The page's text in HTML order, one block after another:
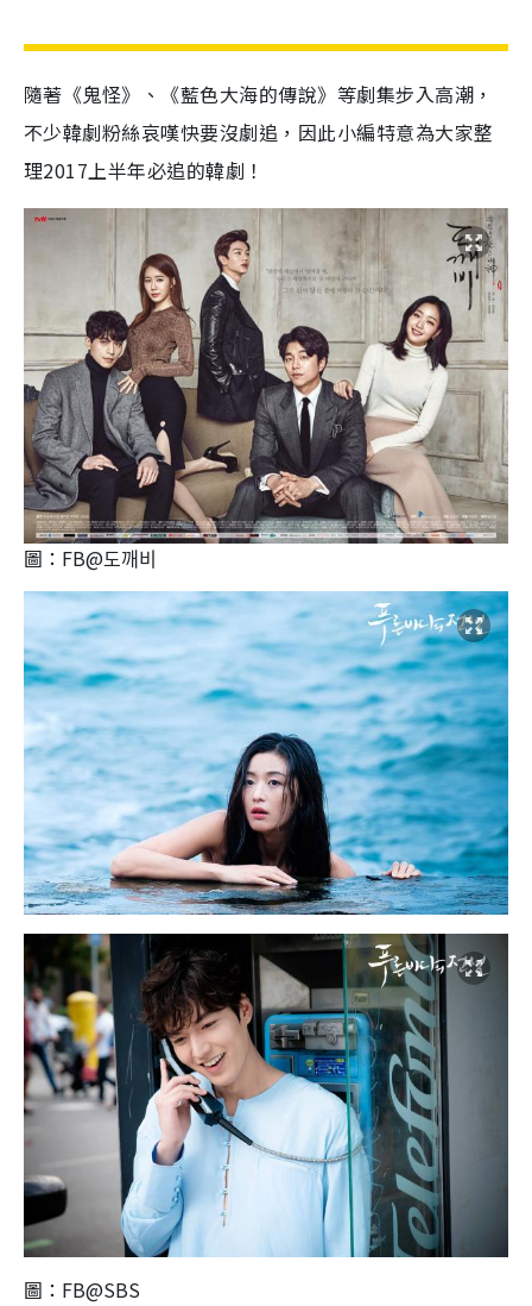
隨著《鬼怪》、《藍色大海的傳說》等劇集步入高潮，
不少韓劇粉絲哀嘆快要沒劇追，因此小編特意為大家整
理2017上半年必追的韓劇！
圖：FB@도깨비
圖：FB@SBS